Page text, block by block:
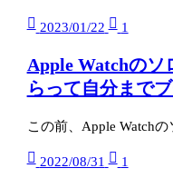
2023/01/22 1
Apple Watchのソ
らって自分まで
この前、Apple Watch
2022/08/31 1